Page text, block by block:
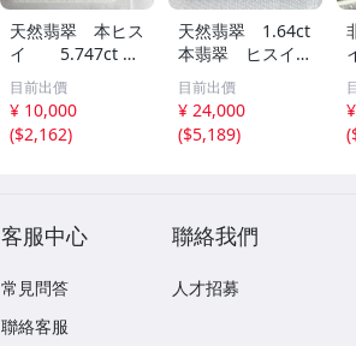
天然翡翠 本ヒス
イ 5.747ct 日
宝協ソーティン
グ ルース
天然ひすい
目前出價
¥ 10,000
($2,162)
天然翡翠 1.64ct
本翡翠 ヒスイ
ジェイダイト ル
ース
目前出價
¥ 24,000
($5,189)
(
客服中心
常見問答
聯絡客服
聯絡我們
人才招募